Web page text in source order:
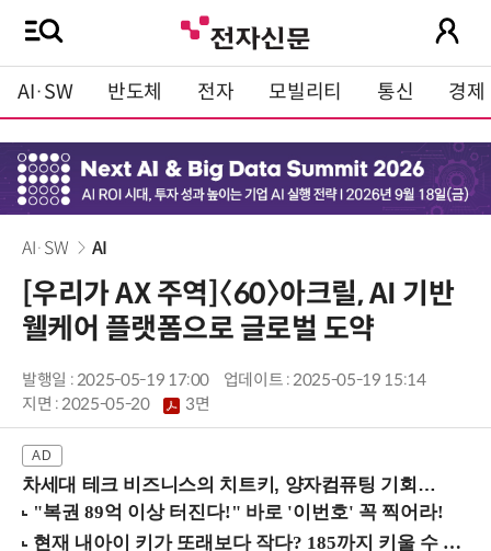
AI·SW 반도체 전자 모빌리티 통신 경제
AI·SW AI
[우리가 AX 주역]〈60〉아크릴, AI 기반
웰케어 플랫폼으로 글로벌 도약
발행일 : 2025-05-19 17:00
업데이트 : 2025-05-19 15:14
지면 :2025-05-20 3면
차세대 테크 비즈니스의 치트키, 양자컴퓨팅 기회를 선점하라! (8/28 강남역)